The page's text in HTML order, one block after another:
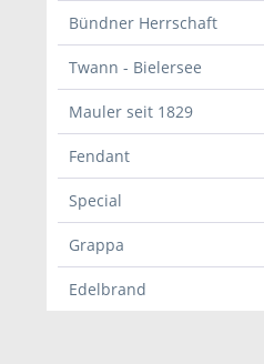
Bündner Herrschaft
Twann - Bielersee
Mauler seit 1829
Fendant
Special
Grappa
Edelbrand